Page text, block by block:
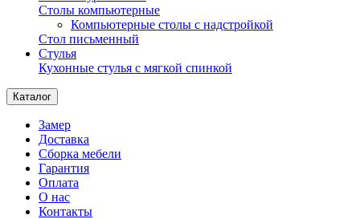
Столы компьютерные
Компьютерные столы с надстройкой
Стол письменный
Стулья
Кухонные стулья с мягкой спинкой
Каталог
Замер
Доставка
Сборка мебели
Гарантия
Оплата
О нас
Контакты